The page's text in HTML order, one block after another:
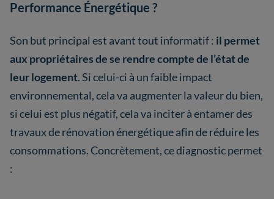
Performance Énergétique ?
Son but principal est avant tout informatif : il permet
aux propriétaires de se rendre compte de l’état de
leur logement. Si celui-ci à un faible impact
environnemental, cela va augmenter la valeur du bien,
si celui est plus négatif, cela va inciter à entamer des
travaux de rénovation énergétique afin de réduire les
consommations. Concrètement, ce diagnostic permet
: